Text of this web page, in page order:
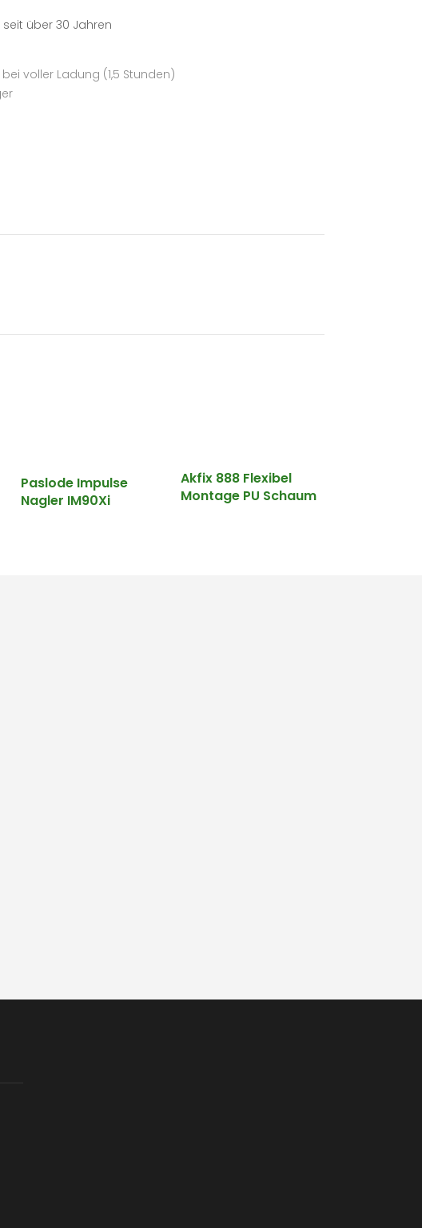
seit über 30 Jahren
voller Ladung (1,5 Stunden)
Paslode Impulse
Nagler IM90Xi
Akfix 888 Flexibel
Montage PU Schaum